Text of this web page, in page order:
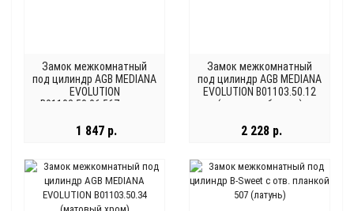
Замок межкомнатный
под цилиндр AGB MEDIANA
EVOLUTION
B01103.50.06.567 с отв.
(никель)
1 847 р.
Замок межкомнатный
под цилиндр AGB MEDIANA
EVOLUTION B01103.50.12
(античная бронза)
2 228 р.